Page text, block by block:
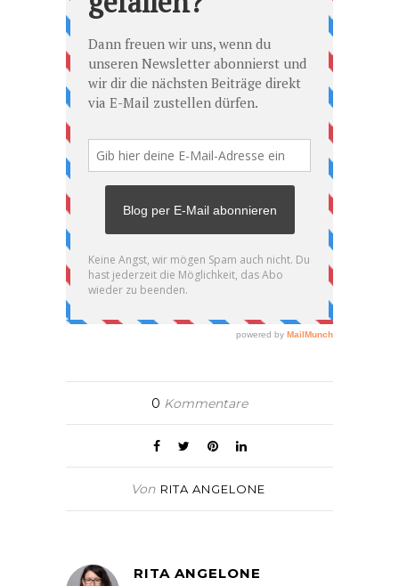
0 Kommentare
Von RITA ANGELONE
RITA ANGELONE